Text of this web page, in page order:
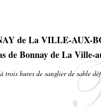
de La VILLE-AUX-
trois hures de sanglier de sable